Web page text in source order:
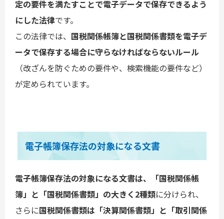
定の要件を満たすことで電子データで保存できるよう
にした法律です。
この法律では、 国税関係帳簿と国税関係書類を電子デ
ータで保存する場合に守らなければならないルール
（改ざんを防ぐための要件や、検索機能の要件など）
が定められています。
電子帳簿保存法の対象になる文書
電子帳簿保存法の対象になる文書は、「国税関係帳
簿」と「国税関係書類」の大きく2種類に分けられ、
さらに国税関係書類は「決算関係書類」と「取引関係